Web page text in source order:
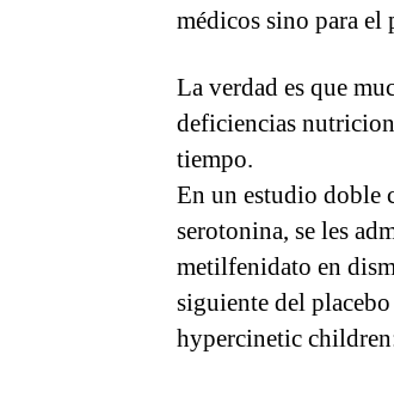
médicos sino para el
La verdad es que
deficiencias
tiempo.
En un estudio doble
serotonina, se les
metilfenidato en
siguiente del
hypercinetic